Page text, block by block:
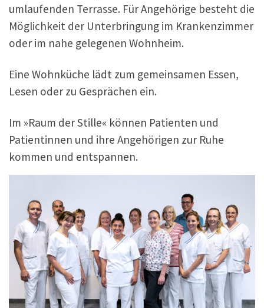
umlaufenden Terrasse. Für Angehörige besteht die
Möglichkeit der Unterbringung im Krankenzimmer
oder im nahe gelegenen Wohnheim.
Eine Wohnküche lädt zum gemeinsamen Essen,
Lesen oder zu Gesprächen ein.
Im »Raum der Stille« können Patienten und
Patientinnen und ihre Angehörigen zur Ruhe
kommen und entspannen.